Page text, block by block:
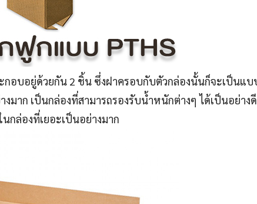
กอบอยู่ด้วยกัน 2 ชิ้น ซึ่งฝาครอบกับตัวกล่องนั้นก็จะเป็นแ
มาก เป็นกล่องที่สามารถรองรับน้ำหนักต่างๆ ได้เป็นอย่าง
กล่องที่เยอะเป็นอย่างมาก